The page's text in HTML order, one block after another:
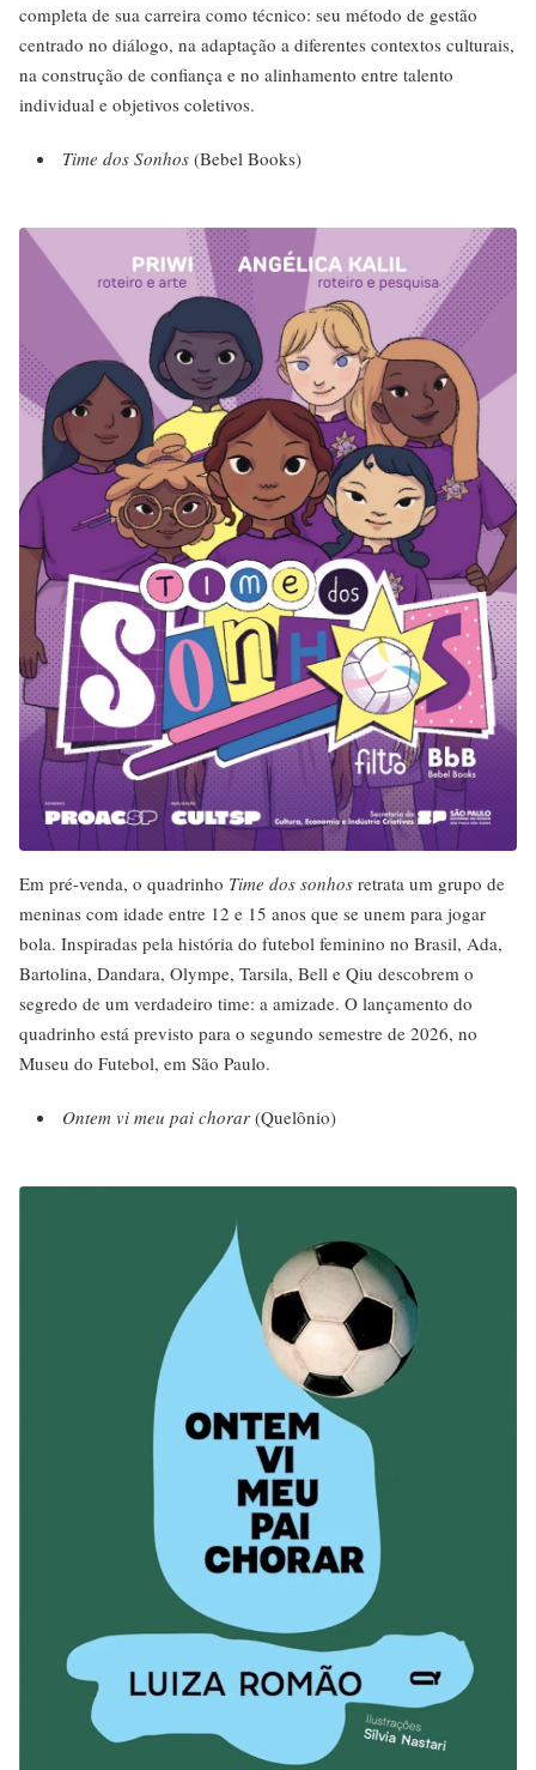
completa de sua carreira como técnico: seu método de gestão
centrado no diálogo, na adaptação a diferentes contextos culturais,
na construção de confiança e no alinhamento entre talento
individual e objetivos coletivos.
Time dos Sonhos (Bebel Books)
Em pré-venda, o quadrinho Time dos sonhos retrata um grupo de
meninas com idade entre 12 e 15 anos que se unem para jogar
bola. Inspiradas pela história do futebol feminino no Brasil, Ada,
Bartolina, Dandara, Olympe, Tarsila, Bell e Qiu descobrem o
segredo de um verdadeiro time: a amizade. O lançamento do
quadrinho está previsto para o segundo semestre de 2026, no
Museu do Futebol, em São Paulo.
Ontem vi meu pai chorar (Quelônio)